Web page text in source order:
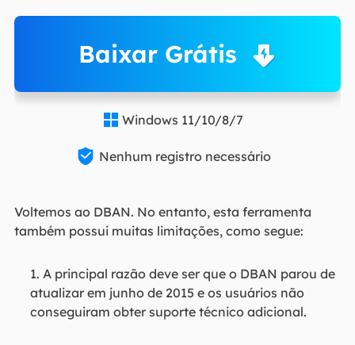
Baixar Grátis
 Windows 11/10/8/7
 Nenhum registro necessário
Voltemos ao DBAN. No entanto, esta ferramenta
também possui muitas limitações, como segue:
1. A principal razão deve ser que o DBAN parou de
atualizar em junho de 2015 e os usuários não
conseguiram obter suporte técnico adicional.